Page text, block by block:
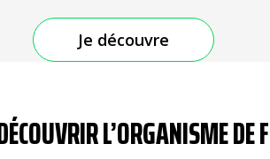
Je découvre
L’ORGANISME